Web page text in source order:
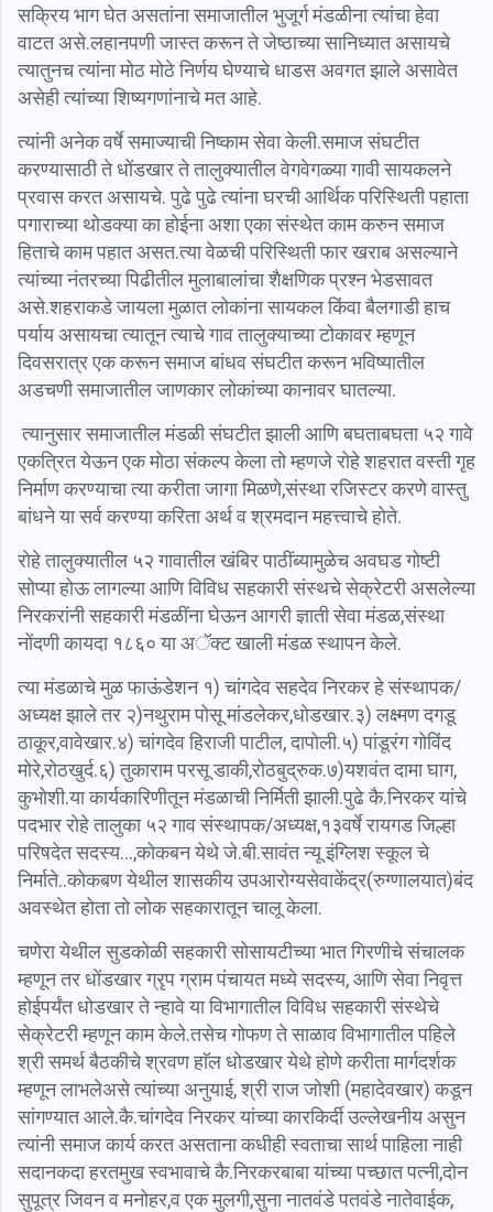
सक्रिय भाग घेत असतांना समाजातील भुजूर्ग मंडळीना त्यांचा हेवा
वाटत असे.लहानपणी जास्त करून ते जेष्ठाच्या सानिध्यात असायचे
त्यातुनच त्यांना मोठ मोठे निर्णय घेण्याचे धाडस अवगत झाले असावेत
असेही त्यांच्या शिष्यगणांनाचे मत आहे.
त्यांनी अनेक वर्षे समाज्याची निष्काम सेवा केली.समाज संघटीत
करण्यासाठी ते धोंडखार ते तालुक्यातील वेगवेगळ्या गावी सायकलने
प्रवास करत असायचे. पुढे पुढे त्यांना घरची आर्थिक परिस्थिती पहाता
पगाराच्या थोडक्या का होईना अशा एका संस्थेत काम करुन समाज
हिताचे काम पहात असत.त्यावेळची परिस्थिती फार खराब असल्याने
त्यांच्या नंतरच्या पिढीतील मुलाबालांचा शैक्षणिक प्रश्न भेडसावत
असे.शहराकडे जायला मुळात लोकांना सायकल किंवा बैलगाडी हाच
पर्याय असायचा त्यातून त्याचे गाव तालुक्याच्या टोकावर म्हणून
दिवसरात्र एक करून समाज बांधव संघटीत करून भविष्यातील
अडचणी समाजातील जाणकार लोकांच्या कानावर घातल्या.
त्यानुसार समाजातील मंडळी संघटीत झाली आणि बघताबघता ५२ गावे
एकत्रित येऊन एक मोठा संकल्प केला तो म्हणजे रोहे शहरात वस्ती गृह
निर्माण करण्याचा त्या करीता जागा मिळणे,संस्था रजिस्टर करणे वास्तु
बांधने या सर्व करण्या करिता अर्थ व श्रमदान महत्त्वाचे होते.
रोहे तालुक्यातील ५२ गावातील खंबिरपाठींब्यामुळेच अवघड गोष्टी
सोप्या होऊ लागल्या आणि विविध सहकारी संस्थचे सेक्रेटरी असलेल्या
निरकरांनी सहकारी मंडळींना घेऊन आगरी ज्ञाती सेवा मंडळ,संस्था
नोंदणी कायदा १८६० या अॅक्ट खाली मंडळ स्थापन केले.
त्या मंडळाचे मुळ फाऊंडेशन १) चांगदेव सहदेव निरकर हे संस्थापक/
अध्यक्ष झाले तर २)नथुराम पोसू मांडलेकर,धोडखार.३) लक्ष्मण दगडू
ठाकूर,वावेखार.४) चांगदेव हिराजी पाटील, दापोली.५) पांडूरंग गोविंद
मोरे,रोठखुर्द.६) तुकाराम परसू डाकी,रोठबुद्रुक.७)यशवंत दामा घाग,
कुभोशी.या कार्यकारिणीतून मंडळाची निर्मिती झाली.पुढे कै.निरकर यांचे
पदभाररोहे तालुका ५२ गाव संस्थापक/अध्यक्ष,१३वर्षे रायगड जिल्हा
परिषदेत सदस्य...,कोकबन येथे जे.बी.सावंत न्यू इंग्लिश स्कूल चे
निर्माते..कोकबण येथील शासकीय उपआरोग्यसेवाकेंद्र(रुग्णालयात)बंद
अवस्थेत होता तो लोक सहकारातून चालू केला.
चणेरा येथील सुडकोळी सहकारी सोसायटीच्या भात गिरणीचे संचालक
म्हणून तर धोंडखार ग्रृप ग्राम पंचायत मध्ये सदस्य, आणि सेवा निवृत्त
होईपर्यंत धोडखार ते न्हावे या विभागातील विविध सहकारी संस्थेचे
सेक्रेटरी म्हणून काम केले.तसेच गोफण ते साळाव विभागातील पहिले
श्री समर्थ बैठकीचे श्रवण हाॅल धोडखार येथे होणे करीता मार्गदर्शक
म्हणून लाभलेअसे त्यांच्या अनुयाई, श्री राज जोशी (महादेवखार) कडून
सांगण्यात आले.कै.चांगदेव निरकर यांच्या कारकिर्दी उल्लेखनीय असुन
त्यांनी समाज कार्य करत असताना कधीही स्वताचा सार्थ पाहिला नाही
सदानकदा हरतमुख स्वभावाचे कै.निरकरबाबा यांच्या पच्छात पत्नी,दोन
सुपूत्र जिवन व मनोहर,व एक मुलगी,सुना नातवंडे पतवंडे नातेवाईक,